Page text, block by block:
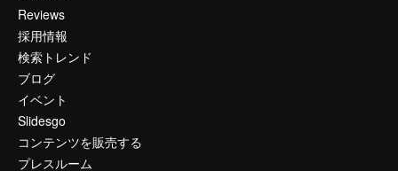
Reviews
採用情報
検索トレンド
ブログ
イベント
Slidesgo
コンテンツを販売する
プレスルーム